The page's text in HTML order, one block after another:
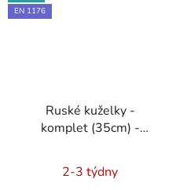
EN 1176
Ruské kuželky -
komplet (35cm) -
- EN 1176 - Technická
zpráva, Brožura, Školení
hodnocení
2-3 týdny